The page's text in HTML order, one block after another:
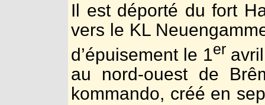
Il est déporté du fort
vers le KL
d’épuisement le 1er
au nord-ouest de
kommando, créé en